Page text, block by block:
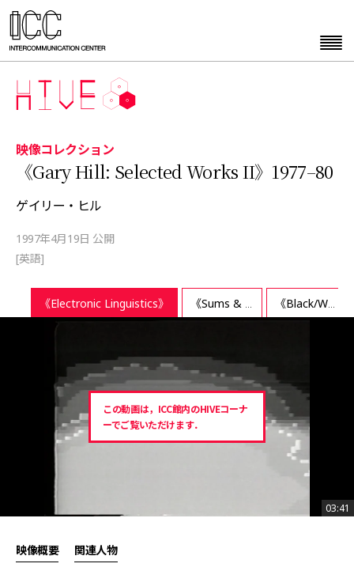
映像コレクション
《Gary Hill: Selected Works II》1977–80
ゲイリー・ヒル
1997年4月19日 公開
[英語]
《Electronic Linguistics》 《Sums & Differences》 《Black/White/Text》
03:41
03:41
この動画は，ICC館内のHIVEコーナ
ーでご覧いただけます．
映像概要 関連人物